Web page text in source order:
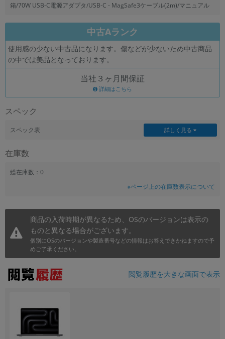
箱/70W USB-C電源アダプタ/USB-C - MagSafe3ケーブル(2m)/マニュアル
中古Aランク
使用感の少ない中古品になります。傷などが少ないため中古商品
の中では美品となっております。
当社３ヶ月間保証
詳細はこちら
スペック
スペック表 詳しく見る
在庫数
総在庫数：0
※ページ上の在庫数表示について
商品の入荷時期が異なるため、OSのバージョンは表示の
ものと異なる場合がございます。
個別にOSのバージョンや製造番号などの情報はお答えできかねますので予
めご了承ください。
閲覧履歴を大きな画面で表示